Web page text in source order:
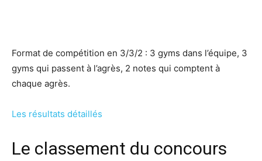
Format de compétition en 3/3/2 : 3 gyms dans l’équipe, 3
gyms qui passent à l’agrès, 2 notes qui comptent à
chaque agrès.
Les résultats détaillés
Le classement du concours